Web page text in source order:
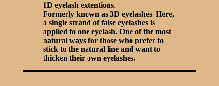
1D eyelash extentions.
Formerly known as 3D eyelashes. Here,
a single strand of false eyelashes is
applied to one eyelash. One of the most
natural ways for those who prefer to
stick to the natural line and want to
thicken their own eyelashes.